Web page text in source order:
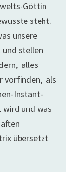
Göttin
steht.
unsere
und stellen
alles
vorfinden, als
Instant-
wird und was
übersetzt